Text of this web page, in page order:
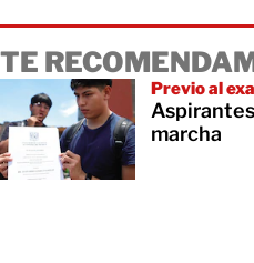
TE
Previo al
marcha